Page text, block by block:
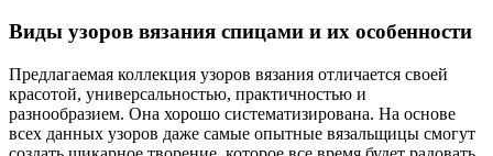
Виды узоров вязания спицами и их особенности
Предлагаемая коллекция узоров вязания отличается своей
красотой, универсальностью, практичностью и
разнообразием. Она хорошо систематизирована. На основе
всех данных узоров даже самые опытные вязальщицы смогут